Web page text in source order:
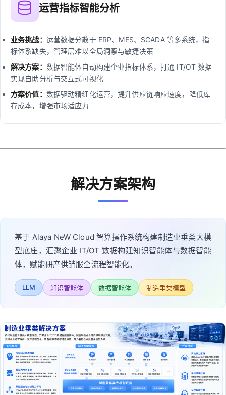
运营指标智能分析
业务挑战： 运营数据分散于 ERP、MES、SCADA 等多系统，指
标体系缺失，管理层难以全局洞察与敏捷决策
解决方案： 数据智能体自动构建企业指标体系，打通 IT/OT 数据
实现自助分析与交互式可视化
方案价值： 数据驱动精细化运营，提升供应链响应速度，降低库
存成本，增强市场适应力
解决方案架构
基于 Alaya NeW Cloud 智算操作系统构建制造业垂类大模
型底座，汇聚企业 IT/OT 数据构建知识智能体与数据智能
体，赋能研产供销服全流程智能化。
LLM 知识智能体 数据智能体 制造垂类模型